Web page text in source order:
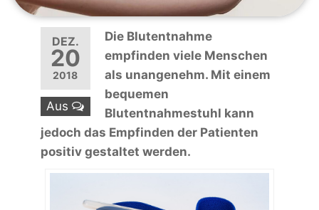
DEZ.
20
2018
Aus
Die Blutentnahme
empfinden viele Menschen
als unangenehm. Mit einem
bequemen
Blutentnahmestuhl kann
jedoch das Empfinden der Patienten
positiv gestaltet werden.